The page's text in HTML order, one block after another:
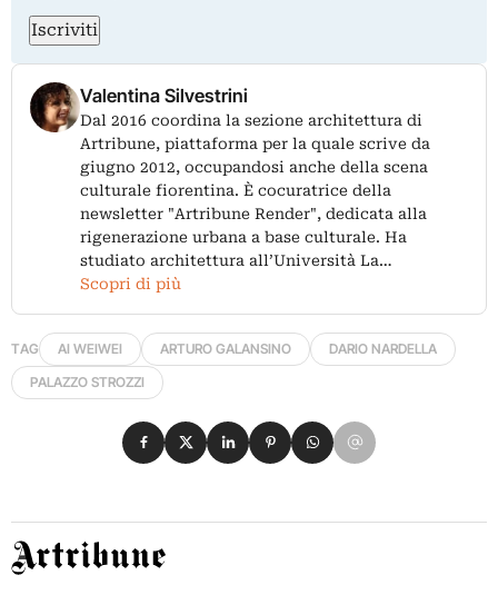
Iscriviti
Valentina Silvestrini
Dal 2016 coordina la sezione architettura di
Artribune, piattaforma per la quale scrive da
giugno 2012, occupandosi anche della scena
culturale fiorentina. È cocuratrice della
newsletter "Artribune Render", dedicata alla
rigenerazione urbana a base culturale. Ha
studiato architettura all’Università La…
Scopri di più
TAG AI WEIWEI ARTURO GALANSINO
DARIO NARDELLA
PALAZZO STROZZI
Condividi su Facebook
Condividi su X
Condividi su LinkedIn
Condividi su Pinterest
Condividi su WhatsApp
Condividi su Email
Artribune